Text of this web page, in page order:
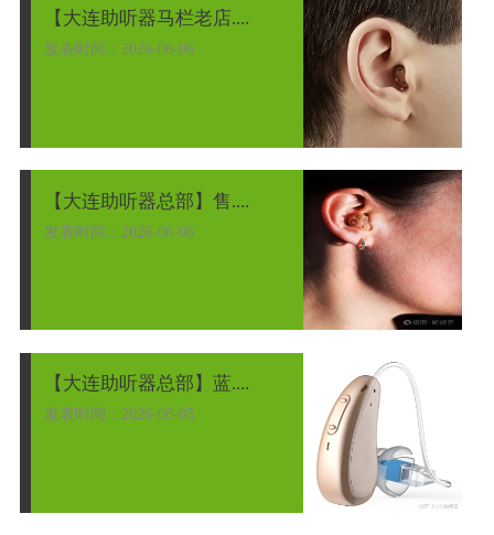
【大连助听器马栏老店....
发表时间：2026-08-06
【大连助听器总部】售....
发表时间：2026-08-06
【大连助听器总部】蓝....
发表时间：2026-08-05